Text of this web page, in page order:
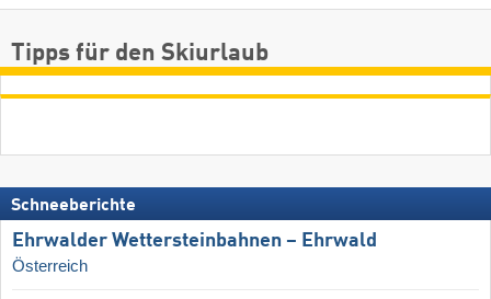
Tipps für den Skiurlaub
Schneeberichte
Ehrwalder Wettersteinbahnen – Ehrwald
Österreich